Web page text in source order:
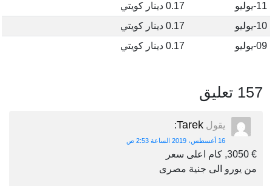
11-يوليو
0.17 دينار كويتي
10-يوليو
0.17 دينار كويتي
09-يوليو
0.17 دينار كويتي
157 تعليق
يقول Tarek
:
16 أغسطس، 2019 الساعة 2:53 ص
€ 3050, كام اعلى سعر
من يورو الى جنية مصرى